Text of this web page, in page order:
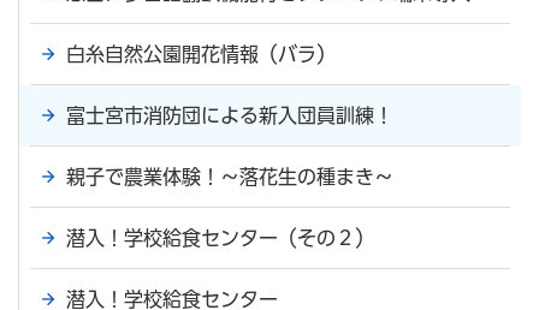
白糸自然公園開花情報（バラ）
富士宮市消防団による新入団員訓練！
親子で農業体験！～落花生の種まき～
潜入！学校給食センター（その２）
潜入！学校給食センター